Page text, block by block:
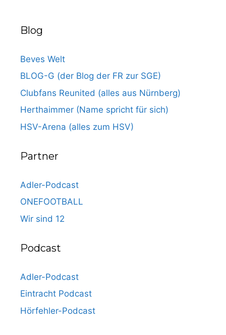
Blog
Beves Welt
BLOG-G (der Blog der FR zur SGE)
Clubfans Reunited (alles aus Nürnberg)
Herthaimmer (Name spricht für sich)
HSV-Arena (alles zum HSV)
Partner
Adler-Podcast
ONEFOOTBALL
Wir sind 12
Podcast
Adler-Podcast
Eintracht Podcast
Hörfehler-Podcast